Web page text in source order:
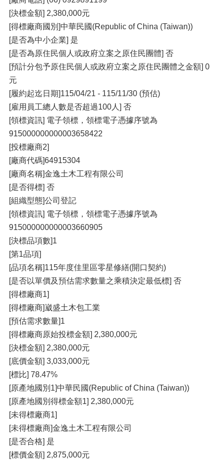
[決標金額] 2,380,000元
[得標廠商國別]中華民國(Republic of China (Taiwan))
[是否為中小企業] 是
[是否為原住民個人或政府立案之原住民團體] 否
[預計分包予原住民個人或政府立案之原住民團體之金額] 0
元
[履約起迄日期]115/04/21 - 115/11/30 (預估)
[雇用員工總人數是否超過100人] 否
[領標資訊] 電子領標，領標電子憑據序號為
915000000000003658422
[投標廠商2]
[廠商代碼]64915304
[廠商名稱]金逸土木工程有限公司
[是否得標] 否
[組織型態]公司登記
[領標資訊] 電子領標，領標電子憑據序號為
915000000000003660905
[決標品項數]1
[第1品項]
[品項名稱]115年度佳里區零星修繕(開口契約)
[是否以單價及預估需求數量之乘積決定最低標] 否
[得標廠商1]
[得標廠商]崴盛土木包工業
[預估需求數量]1
[得標廠商原始投標金額] 2,380,000元
[決標金額] 2,380,000元
[底價金額] 3,033,000元
[標比] 78.47%
[原產地國別1]中華民國(Republic of China (Taiwan))
[原產地國別得標金額1] 2,380,000元
[未得標廠商1]
[未得標廠商]金逸土木工程有限公司
[是否合格] 是
[標價金額] 2,875,000元